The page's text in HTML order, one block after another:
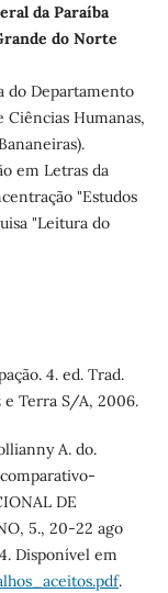
da Paraíba
do Norte
do Departamento
Ciências Humanas,
em Letras da
"Estudos
"Leitura do
4. ed. Trad.
e Terra S/A, 2006.
A. do.
DE
5., 20-22 ago
Disponível em
.